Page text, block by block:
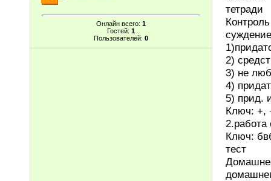
Онлайн всего: 1
Гостей: 1
Пользователей: 0
тетради
2)
3) не
4)
5) прид.
Ключ: +,
Ключ:
тест